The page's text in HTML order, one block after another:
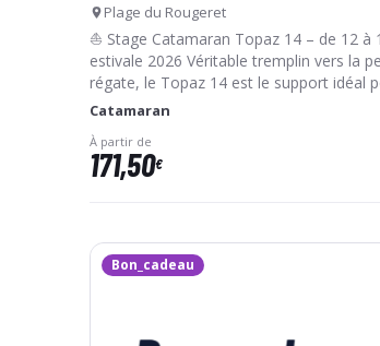
Plage du Rougeret
⛵ Stage Catamaran Topaz 14 – de 12 à
estivale 2026 Véritable tremplin vers la
régate, le Topaz 14 est le support idéal
navigateurs…
Catamaran
À partir de
171,50€
Bon_cadeau